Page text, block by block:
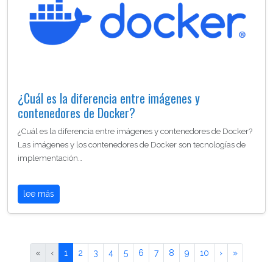
¿Cuál es la diferencia entre imágenes y
contenedores de Docker?
¿Cuál es la diferencia entre imágenes y contenedores de Docker?
Las imágenes y los contenedores de Docker son tecnologías de
implementación…
lee más
« ‹ 1 2 3 4 5 6 7 8 9 10 › »